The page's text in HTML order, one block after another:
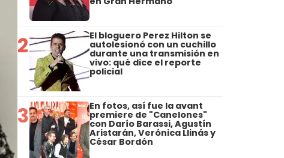
2 El bloguero Perez Hilton se
autolesionó con un cuchillo
durante una transmisión en
vivo: qué dice el reporte
policial
3 En fotos, así fue la avant
premiere de "Canelones"
con Darío Barassi, Agustín
Aristarán, Verónica Llinás y
César Bordón